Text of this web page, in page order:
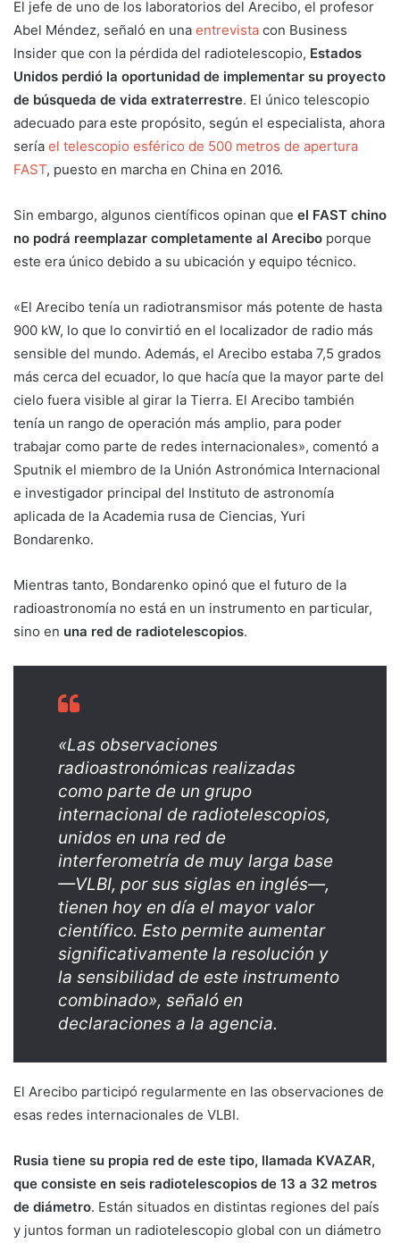
El jefe de uno de los laboratorios del Arecibo, el profesor
Abel Méndez, señaló en una entrevista con Business
Insider que con la pérdida del radiotelescopio, Estados
Unidos perdió la oportunidad de implementar su proyecto
de búsqueda de vida extraterrestre. El único telescopio
adecuado para este propósito, según el especialista, ahora
sería el telescopio esférico de 500 metros de apertura
FAST, puesto en marcha en China en 2016.
Sin embargo, algunos científicos opinan que el FAST chino
no podrá reemplazar completamente al Arecibo porque
este era único debido a su ubicación y equipo técnico.
«El Arecibo tenía un radiotransmisor más potente de hasta
900 kW, lo que lo convirtió en el localizador de radio más
sensible del mundo. Además, el Arecibo estaba 7,5 grados
más cerca del ecuador, lo que hacía que la mayor parte del
cielo fuera visible al girar la Tierra. El Arecibo también
tenía un rango de operación más amplio, para poder
trabajar como parte de redes internacionales», comentó a
Sputnik el miembro de la Unión Astronómica Internacional
e investigador principal del Instituto de astronomía
aplicada de la Academia rusa de Ciencias, Yuri
Bondarenko.
Mientras tanto, Bondarenko opinó que el futuro de la
radioastronomía no está en un instrumento en particular,
sino en una red de radiotelescopios.
«Las observaciones
radioastronómicas realizadas
como parte de un grupo
internacional de radiotelescopios,
unidos en una red de
interferometría de muy larga base
—VLBI, por sus siglas en inglés—,
tienen hoy en día el mayor valor
científico. Esto permite aumentar
significativamente la resolución y
la sensibilidad de este instrumento
combinado», señaló en
declaraciones a la agencia.
El Arecibo participó regularmente en las observaciones de
esas redes internacionales de VLBI.
Rusia tiene su propia red de este tipo, llamada KVAZAR,
que consiste en seis radiotelescopios de 13 a 32 metros
de diámetro. Están situados en distintas regiones del país
y juntos forman un radiotelescopio global con un diámetro